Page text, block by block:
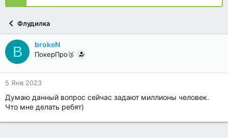
Флудилка
B brokeN
ПокерПро🥉
5 Янв 2023
Думаю данный вопрос сейчас задают миллионы человек.
Что мне делать ребят)